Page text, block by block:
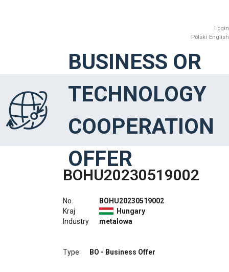
Login
Polski English
BUSINESS OR
TECHNOLOGY
COOPERATION
OFFER
BOHU20230519002
No.
Kraj
Industry
BOHU20230519002
Hungary
metalowa
Type BO - Business Offer